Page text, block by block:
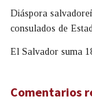
Diáspora
consulados de
El Salvador suma
Comentarios